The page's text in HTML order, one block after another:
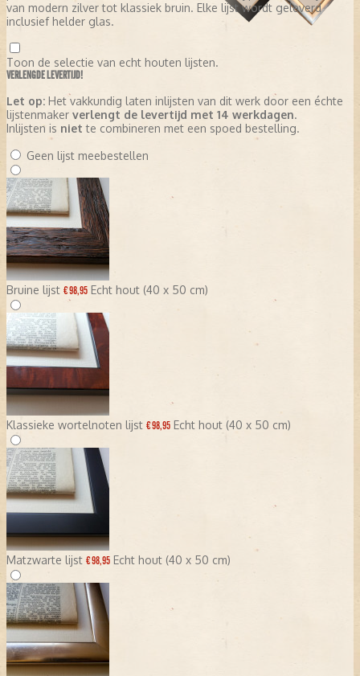
van modern zilver tot klassiek bruin. Elke lijst wordt geleverd
inclusief helder glas.
Toon de selectie van echt houten lijsten.
VERLENGDE LEVERTIJD!
Let op: Het vakkundig laten inlijsten van dit werk door een échte
lijstenmaker verlengt de levertijd met 14 werkdagen.
Inlijsten is niet te combineren met een spoed bestelling.
Geen lijst meebestellen
Bruine lijst € 98,95 Echt hout (40 x 50 cm)
Klassieke wortelnoten lijst € 98,95 Echt hout (40 x 50 cm)
Matzwarte lijst € 98,95 Echt hout (40 x 50 cm)